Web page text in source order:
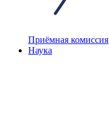
Приёмная комиссия
Наука